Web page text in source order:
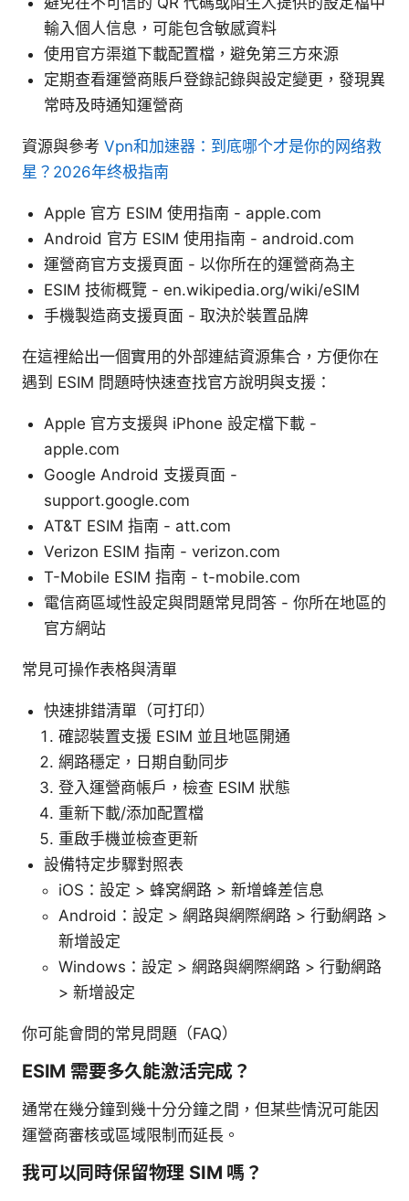
輸入個人信息，可能包含敏感資料
使用官方渠道下載配置檔，避免第三方來源
定期查看運營商賬戶登錄記錄與設定變更，發現異
常時及時通知運營商
資源與參考 Vpn和加速器：到底哪个才是你的网络救
星？2026年终极指南
Apple 官方 ESIM 使用指南 - apple.com
Android 官方 ESIM 使用指南 - android.com
運營商官方支援頁面 - 以你所在的運營商為主
ESIM 技術概覽 - en.wikipedia.org/wiki/eSIM
手機製造商支援頁面 - 取決於裝置品牌
在這裡給出一個實用的外部連結資源集合，方便你在
遇到 ESIM 問題時快速查找官方說明與支援：
Apple 官方支援與 iPhone 設定檔下載 -
apple.com
Google Android 支援頁面 -
support.google.com
AT&T ESIM 指南 - att.com
Verizon ESIM 指南 - verizon.com
T-Mobile ESIM 指南 - t-mobile.com
電信商區域性設定與問題常見問答 - 你所在地區的
官方網站
常見可操作表格與清單
快速排錯清單（可打印）
確認裝置支援 ESIM 並且地區開通
網路穩定，日期自動同步
登入運營商帳戶，檢查 ESIM 狀態
重新下載/添加配置檔
重啟手機並檢查更新
設備特定步驟對照表
iOS：設定 > 蜂窝網路 > 新增蜂差信息
Android：設定 > 網路與網際網路 > 行動網路 >
新增設定
Windows：設定 > 網路與網際網路 > 行動網路
> 新增設定
你可能會問的常見問題（FAQ）
ESIM 需要多久能激活完成？
通常在幾分鐘到幾十分分鐘之間，但某些情況可能因
運營商審核或區域限制而延長。
我可以同時保留物理 SIM 嗎？